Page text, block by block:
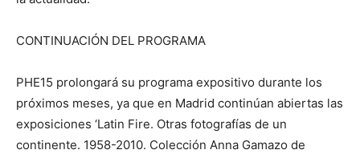
CONTINUACIÓN DEL PROGRAMA
PHE15 prolongará su programa expositivo durante los
próximos meses, ya que en Madrid continúan abiertas las
exposiciones ‘Latin Fire. Otras fotografías de un
continente. 1958-2010. Colección Anna Gamazo de